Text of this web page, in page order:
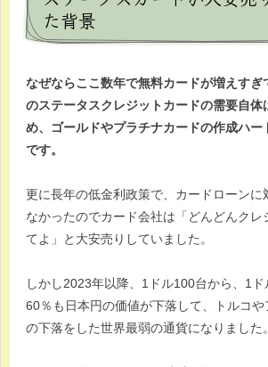
た背景
なぜならここ数年で無料カードが増えすぎ
のステータスクレジットカードの需要自体
め、ゴールドやプラチナカードの作成ハー
です。
更に長年の低金利政策で、カードローンに
なかったのでカード会社は「どんどんクレ
てよ」と大安売りしていました。
しかし2023年以降、1ドル100台から、1
60％も日本円の価値が下落して、トルコ
の下落をした世界最弱の通貨になりました。